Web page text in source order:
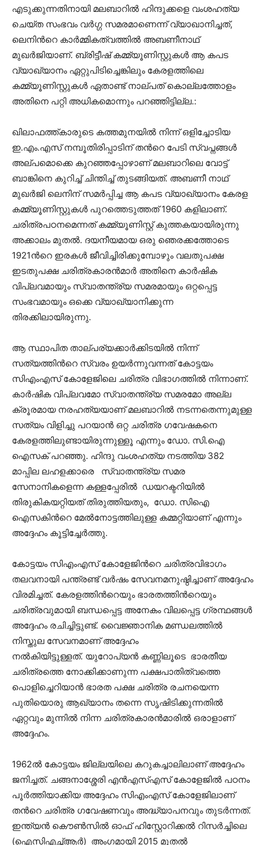
എടുക്കുന്നതിനായി മലബാറിൽ ഹിന്ദുക്കളെ വംശഹത്യ
ചെയ്ത സംഭവം വർഗ്ഗ സമരമാണെന്ന് വ്യാഖാനിച്ചത്,
ലെനിൻറെ കാർമ്മികത്വത്തിൽ അബണീനാഥ്
മുഖർജിയാണ്. ബ്രിട്ടീഷ് കമ്മ്യൂണിസ്റ്റുകൾ ആ കപട
വ്യാഖ്യാനം ഏറ്റുപിടിച്ചെങ്കിലും കേരളത്തിലെ
കമ്മ്യൂണിസ്റ്റുകൾ ഏതാണ്ട് നാല്പത് കൊല്ലത്തോളം
അതിനെ പറ്റി അധികമൊന്നും പറഞ്ഞിട്ടില്ല.:
ഖിലാഫത്ത്കാരുടെ കത്തമുനയിൽ നിന്ന് ഒളിച്ചോടിയ
ഇ.എം.എസ് നമ്പൂതിരിപ്പാടിന് തൻറെ പേടി സ്വപ്നങ്ങൾ
അല്പമൊക്കെ കുറഞ്ഞപ്പോഴാണ് മലബാറിലെ വോട്ട്
ബാങ്കിനെ കുറിച്ച് ചിന്തിച്ച് തുടങ്ങിയത്. അബണീ നാഥ്
മുഖർജി ലെനിന് സമർപ്പിച്ച ആ കപട വ്യാഖ്യാനം കേരള
കമ്മ്യൂണിസ്റ്റുകൾ പുറത്തെടുത്തത് 1960 കളിലാണ്.
ചരിത്രപഠനമെന്നത് കമ്മ്യൂണിസ്റ്റ് കുത്തകയായിരുന്നു
അക്കാലം മുതൽ. ദയനീയമായ ഒരു ഞെരക്കത്തോടെ
1921ൻറെ ഇരകൾ ജീവിച്ചിരിക്കുമ്പോഴും വലതുപക്ഷ
ഇടതുപക്ഷ ചരിത്രകാരൻമാർ അതിനെ കാർഷിക
വിപ്ലവമായും സ്വാതന്ത്ര്യ സമരമായും ഒറ്റപ്പെട്ട
സംഭവമായും ഒക്കെ വ്യാഖ്യാനിക്കുന്ന
തിരക്കിലായിരുന്നു.
ആ സ്ഥാപിത താല്പര്യക്കാർക്കിടയിൽ നിന്ന്
സത്യത്തിൻറെ സ്വരം ഉയർന്നുവന്നത് കോട്ടയം
സിഎംഎസ് കോളേജിലെ ചരിത്ര വിഭാഗത്തിൽ നിന്നാണ്.
കാർഷിക വിപ്ലവമോ സ്വാതന്ത്ര്യ സമരമോ അല്ല
ക്രൂരമായ നരഹത്യയാണ് മലബാറിൽ നടന്നതെന്നുമുള്ള
സത്യം വിളിച്ചു പറയാൻ ഒറ്റ ചരിത്ര ഗവേഷകനെ
കേരളത്തിലുണ്ടായിരുന്നുള്ളൂ എന്നും ഡോ. സി.ഐ
ഐസക് പറഞ്ഞു. ഹിന്ദു വംശഹത്യ നടത്തിയ 382
മാപ്പില ലഹളക്കാരെ സ്വാതന്ത്ര്യ സമര
സേനാനികളെന്ന കള്ളപ്പേരിൽ ഡയറക്ടറിയിൽ
തിരുകികയറ്റിയത് തിരുത്തിയതും, ഡോ. സിഐ
ഐസകിൻറെ മേൽനോട്ടത്തിലുള്ള കമ്മറ്റിയാണ് എന്നും
അദ്ദേഹം കൂട്ടിച്ചേർത്തു.
കോട്ടയം സിഎംഎസ് കോളേജിൻറെ ചരിത്രവിഭാഗം
തലവനായി പന്ത്രണ്ട് വർഷം സേവനമനുഷ്ഠിച്ചാണ് അദ്ദേഹം
വിരമിച്ചത്. കേരളത്തിൻറെയും ഭാരതത്തിൻറെയും
ചരിത്രവുമായി ബന്ധപ്പെട്ട അനേകം വിലപ്പെട്ട ഗ്രന്ഥങ്ങൾ
അദ്ദേഹം രചിച്ചിട്ടുണ്ട്. വൈജ്ഞാനിക മണ്ഡലത്തിൽ
നിസ്തുല സേവനമാണ് അദ്ദേഹം
നൽകിയിട്ടുള്ളത്. യുറോപ്യൻ കണ്ണിലൂടെ ഭാരതീയ
ചരിത്രത്തെ നോക്കിക്കാണുന്ന പക്ഷപാതിത്വത്തെ
പൊളിച്ചെറിയാൻ ഭാരത പക്ഷ ചരിത്ര രചനയെന്ന
പുതിയൊരു ആഖ്യാനം തന്നെ സൃഷിടിക്കുന്നതിൽ
ഏറ്റവും മുന്നിൽ നിന്ന ചരിത്രകാരൻമാരിൽ ഒരാളാണ്
അദ്ദേഹം.
1962ൽ കോട്ടയം ജില്ലയിലെ കറുകച്ചാലിലാണ് അദ്ദേഹം
ജനിച്ചത്. ചങ്ങനാശ്ശേരി എൻഎസ്എസ് കോളേജിൽ പഠനം
പൂർത്തിയാക്കിയ അദ്ദേഹം സിഎംഎസ് കോളേജിലാണ്
തൻറെ ചരിത്ര ഗവേഷണവും അദ്ധ്യാപനവും തുടർന്നത്.
ഇന്ത്യൻ കൌൺസിൽ ഓഫ് ഹിസ്റ്റോറിക്കൽ റിസർച്ചിലെ
(ഐസിഎച്ച്ആർ) അംഗമായി 2015 മുതൽ